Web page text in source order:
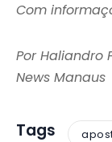
Com
Por Haliandro
News Manaus
Tags